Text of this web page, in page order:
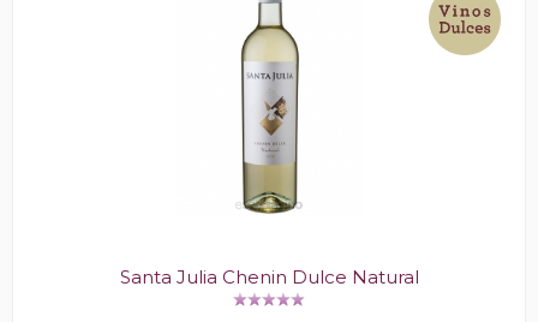
Santa Julia Chenin Dulce Natural